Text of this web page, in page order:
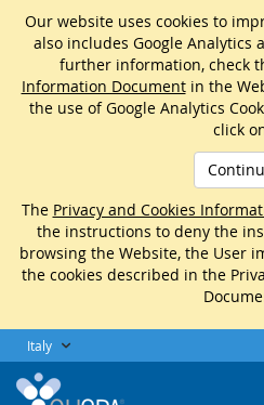
Our website uses cookies to
also includes Google Analytics
further information, check
Information Documentin the
the use of Google Analytics
click
The Privacy and Cookies
the instructions to deny the
browsing the Website, the User
the cookies described in the
Italy